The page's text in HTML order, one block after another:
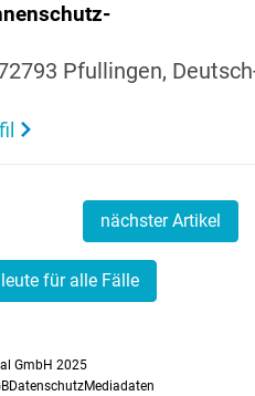
Pful­lingen,
nächster Artikel
für alle Fälle
GmbH 2025
DatenschutzMediadaten